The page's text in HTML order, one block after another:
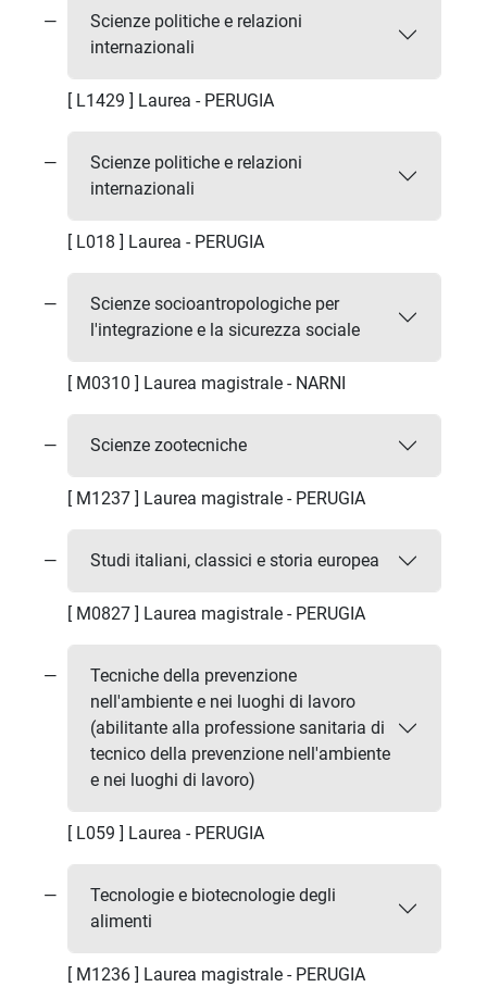
Scienze politiche e relazioni
internazionali
[ L1429 ] Laurea - PERUGIA
Scienze politiche e relazioni
internazionali
[ L018 ] Laurea - PERUGIA
Scienze socioantropologiche per
l'integrazione e la sicurezza sociale
[ M0310 ] Laurea magistrale - NARNI
Scienze zootecniche
[ M1237 ] Laurea magistrale - PERUGIA
Studi italiani, classici e storia europea
[ M0827 ] Laurea magistrale - PERUGIA
Tecniche della prevenzione
nell'ambiente e nei luoghi di lavoro
(abilitante alla professione sanitaria di
tecnico della prevenzione nell'ambiente
e nei luoghi di lavoro)
[ L059 ] Laurea - PERUGIA
Tecnologie e biotecnologie degli
alimenti
[ M1236 ] Laurea magistrale - PERUGIA